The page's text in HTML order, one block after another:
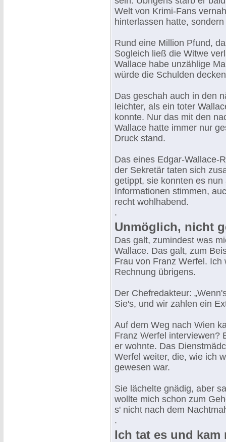
Welt von Krimi-Fans
hinterlassen hatte,
Rund eine Million Pfund,
Sogleich ließ die Witwe
Wallace habe unzählige
würde die Schulden
Das geschah auch in den
leichter, als ein toter
konnte. Nur das mit den
Wallace hatte immer nur
Druck stand.
Das eines Edgar-Wallace-
der Sekretär taten sich
getippt, sie konnten es
Informationen stimmen,
recht wohlhabend.
.
Unmöglich, nicht
Das galt, zumindest was
Wallace. Das galt, zum
Frau von Franz Werfel.
Rechnung übrigens.
Der Chefredakteur:
Sie's, und wir zahlen ein
Auf dem Weg nach Wien
Franz Werfel interviewen?
er wohnte. Das
Werfel weiter, die, wie ich
gewesen war.
Sie lächelte gnädig, aber
wollte mich schon zum
s' nicht nach dem
.
Ich tat es und kam